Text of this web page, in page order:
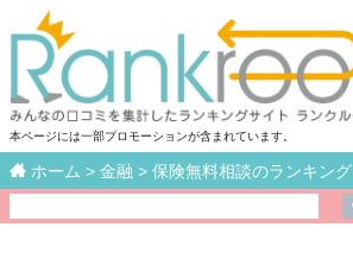
本ページには一部プロモーションが含まれています。
 ホーム > 金融 > 保険無料相談のランキング